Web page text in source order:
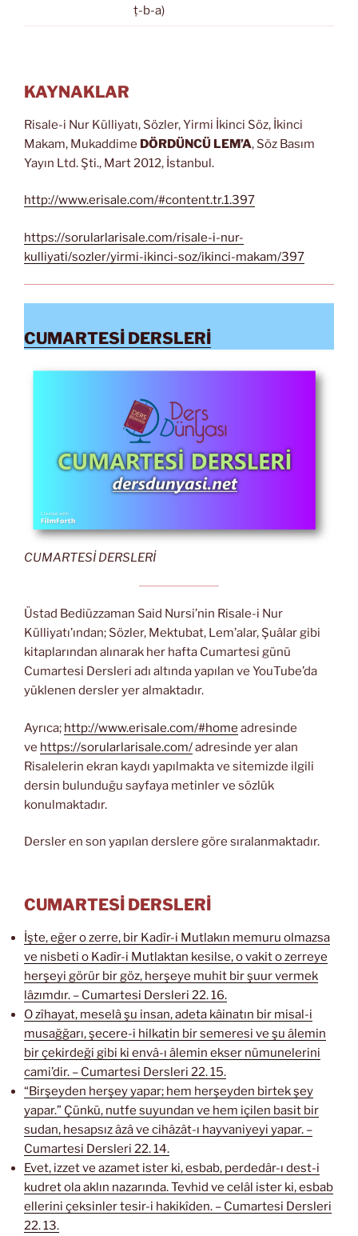
ṭ-b-a)
KAYNAKLAR
Risale-i Nur Külliyatı, Sözler, Yirmi İkinci Söz, İkinci
Makam, Mukaddime DÖRDÜNCÜ LEM’A, Söz Basım
Yayın Ltd. Şti., Mart 2012, İstanbul.
http://www.erisale.com/#content.tr.1.397
https://sorularlarisale.com/risale-i-nur-
kulliyati/sozler/yirmi-ikinci-soz/ikinci-makam/397
CUMARTESİ DERSLERİ
CUMARTESİ DERSLERİ
Üstad Bediüzzaman Said Nursi’nin Risale-i Nur
Külliyatı’ından; Sözler, Mektubat, Lem’alar, Şuâlar gibi
kitaplarından alınarak her hafta Cumartesi günü
Cumartesi Dersleri adı altında yapılan ve YouTube’da
yüklenen dersler yer almaktadır.
Ayrıca; http://www.erisale.com/#home adresinde
ve https://sorularlarisale.com/adresinde yer alan
Risalelerin ekran kaydı yapılmakta ve sitemizde ilgili
dersin bulunduğu sayfaya metinler ve sözlük
konulmaktadır.
Dersler en son yapılan derslere göre sıralanmaktadır.
CUMARTESİ DERSLERİ
İşte, eğer o zerre, bir Kadîr-i Mutlakın memuru olmazsa
ve nisbeti o Kadîr-i Mutlaktan kesilse, o vakit o zerreye
herşeyi görür bir göz, herşeye muhit bir şuur vermek
lâzımdır. – Cumartesi Dersleri 22. 16.
O zîhayat, meselâ şu insan, adeta kâinatın bir misal-i
musağğarı, şecere-i hilkatin bir semeresi ve şu âlemin
bir çekirdeği gibi ki envâ-ı âlemin ekser nümunelerini
cami’dir. – Cumartesi Dersleri 22. 15.
“Birşeyden herşey yapar; hem herşeyden birtek şey
yapar.” Çünkü, nutfe suyundan ve hem içilen basit bir
sudan, hesapsız âzâ ve cihâzât-ı hayvaniyeyi yapar. –
Cumartesi Dersleri 22. 14.
Evet, izzet ve azamet ister ki, esbab, perdedâr-ı dest-i
kudret ola aklın nazarında. Tevhid ve celâl ister ki, esbab
ellerini çeksinler tesir-i hakikîden. – Cumartesi Dersleri
22. 13.